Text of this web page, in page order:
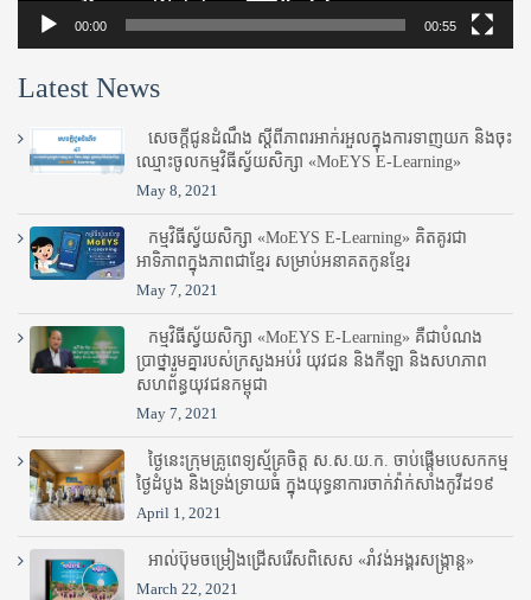
00:00 00:55
Latest News
សេចក្តីជូនដំណឹង ស្តី​ពីភាព​រអាក់រអួល​ក្នុងការ​ទាញ​យក និង​ចុះ​
ឈ្មោះ​ចូល​កម្មវិធី​ស្វ័យសិក្សា «MoEYS E-Learning»
May 8, 2021
កម្មវិធីស្វ័យសិក្សា «MoEYS E-Learning» គិតគូរជា
អាទិភាពក្នុងភាពជាខ្មែរ សម្រាប់អនាគតកូនខ្មែរ
May 7, 2021
កម្មវិធីស្វ័យសិក្សា «MoEYS E-Learning» គឺជាបំណង
ប្រាថ្នារួមគ្នារបស់ក្រសួងអប់រំ​ យុវជន និងកីឡា និងសហភាព
សហព័ន្ធយុវជនកម្ពុជា
May 7, 2021
ថ្ងៃនេះក្រុមគ្រូពេទ្យស្ម័គ្រចិត្ត ស.ស.យ.ក. ចាប់ផ្តើមបេសកកម្ម
ថ្ងៃដំបូង និងទ្រង់ទ្រាយធំ ក្នុងយុទ្ធនាការចាក់វ៉ាក់សាំងកូវីដ១៩
April 1, 2021
អាល់ប៊ុមចម្រៀងជ្រើសរើសពិសេស «រាំវង់អង្គរសង្ក្រាន្ត»
March 22, 2021